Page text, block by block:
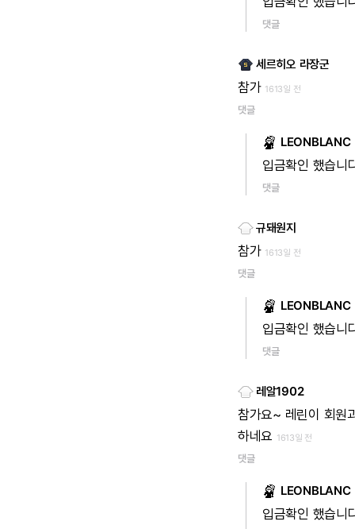
댓글
세르히오 라장군
참가 1613일 전
댓글
LEONBLANC
입금확인 했습니
댓글
규돼원지
참가 1613일 전
댓글
LEONBLANC
입금확인 했습니
댓글
레알1902
참가요~ 레린이 회원
하네요 1613일 전
댓글
LEONBLANC
입금확인 했습니